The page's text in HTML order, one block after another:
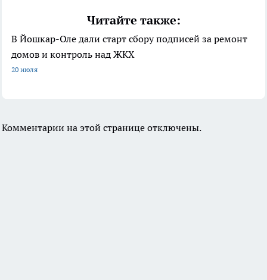
Читайте также:
В Йошкар-Оле дали старт сбору подписей за ремонт
домов и контроль над ЖКХ
20 июля
Комментарии на этой странице отключены.